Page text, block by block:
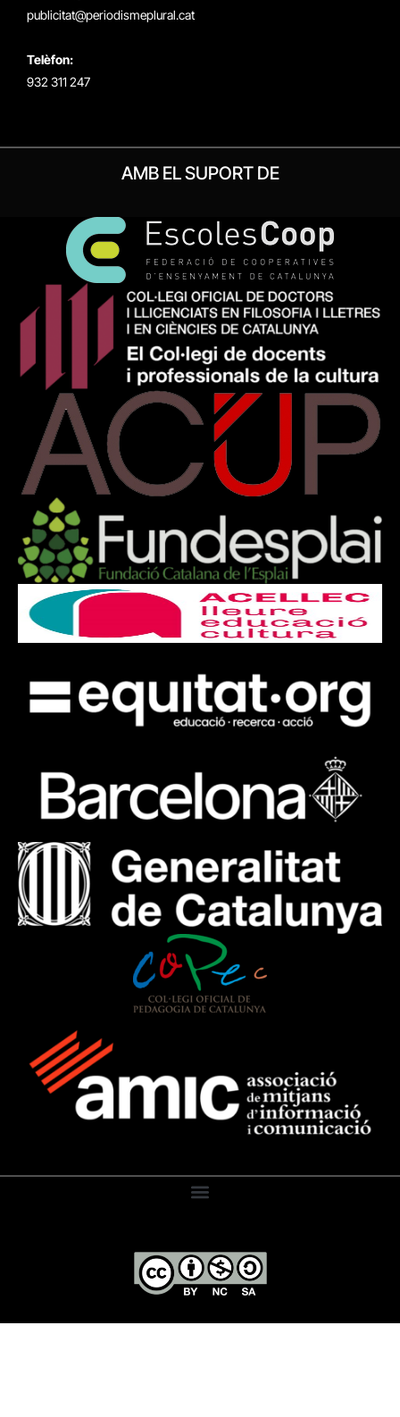
publicitat@periodismeplural.cat
Telèfon:
932 311 247
AMB EL SUPORT DE